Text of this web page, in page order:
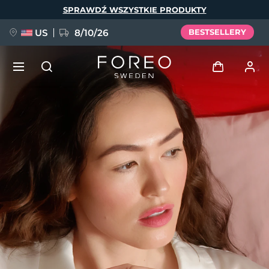
SPRAWDŹ WSZYSTKIE PRODUKTY
US 8/10/26 BESTSELLERY
Zaloguj
Profil użytkownika
Moje urządzenia
Moje zamówienia
Moje adresy
Moje subskrypcje
FAQ™ Pure Beauty-Tech Elixir
BREAKING NEWS
issa™ Teeth Whitening Set
Język
English Deutsch
Español
Français
Português
Polski
Svenska
Русский
Türkçe
简体中文 繁體中文